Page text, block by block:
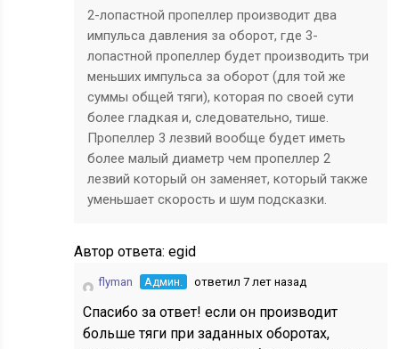
2-лопастной пропеллер производит два
импульса давления за оборот, где 3-
лопастной пропеллер будет производить три
меньших импульса за оборот (для той же
суммы общей тяги), которая по своей сути
более гладкая и, следовательно, тише.
Пропеллер 3 лезвий вообще будет иметь
более малый диаметр чем пропеллер 2
лезвий который он заменяет, который также
уменьшает скорость и шум подсказки.
Автор ответа:egid
flyman Админ. ответил 7 лет назад
Спасибо за ответ! если он производит
больше тяги при заданных оборотах,